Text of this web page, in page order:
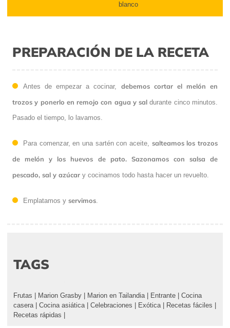
blanco
PREPARACIÓN DE LA RECETA
Antes de empezar a cocinar, debemos cortar el melón en
trozos y ponerlo en remojo con agua y sal durante cinco minutos.
Pasado el tiempo, lo lavamos.
Para comenzar, en una sartén con aceite, salteamos los trozos
de melón y los huevos de pato. Sazonamos con salsa de
pescado, sal y azúcar y cocinamos todo hasta hacer un revuelto.
Emplatamos y servimos.
TAGS
Frutas Marion Grasby Marion en Tailandia| Entrante
Cocina
casera| Cocina asiática| Celebraciones Exótica| Recetas fáciles
Recetas rápidas